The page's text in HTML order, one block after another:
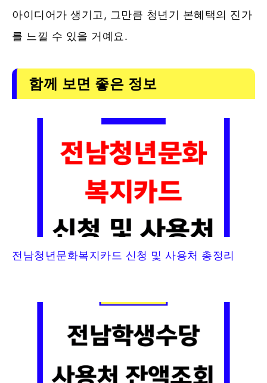
아이디어가 생기고, 그만큼 청년기 본혜택의 진가
를 느낄 수 있을 거예요.
함께 보면 좋은 정보
전남청년문화복지카드 신청 및 사용처 총정리